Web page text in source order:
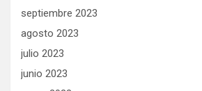
septiembre 2023
agosto 2023
julio 2023
junio 2023